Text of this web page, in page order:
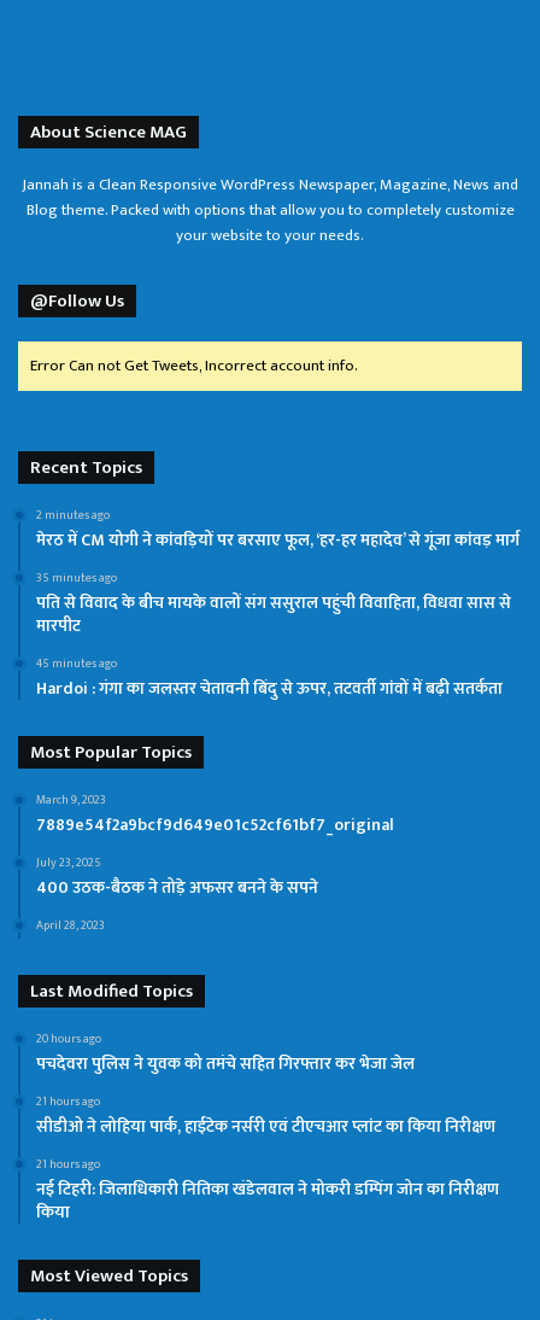
About Science MAG
Jannah is a Clean Responsive WordPress Newspaper, Magazine, News and
Blog theme. Packed with options that allow you to completely customize
your website to your needs.
@Follow Us
Error Can not Get Tweets, Incorrect account info.
Recent Topics
2 minutes ago
मेरठ में CM योगी ने कांवड़ियों पर बरसाए फूल, ‘हर-हर महादेव’ से गूंजा कांवड़ मार्ग
35 minutes ago
पति से विवाद के बीच मायके वालों संग ससुराल पहुंची विवाहिता, विधवा सास से
मारपीट
45 minutes ago
Hardoi : गंगा का जलस्तर चेतावनी बिंदु से ऊपर, तटवर्ती गांवों में बढ़ी सतर्कता
Most Popular Topics
March 9, 2023
7889e54f2a9bcf9d649e01c52cf61bf7_original
July 23, 2025
400 उठक-बैठक ने तोड़े अफसर बनने के सपने
April 28, 2023
Last Modified Topics
20 hours ago
पचदेवरा पुलिस ने युवक को तमंचे सहित गिरफ्तार कर भेजा जेल
21 hours ago
सीडीओ ने लोहिया पार्क, हाईटेक नर्सरी एवं टीएचआर प्लांट का किया निरीक्षण
21 hours ago
नई टिहरी: जिलाधिकारी नितिका खंडेलवाल ने मोकरी डम्पिंग जोन का निरीक्षण
किया
Most Viewed Topics